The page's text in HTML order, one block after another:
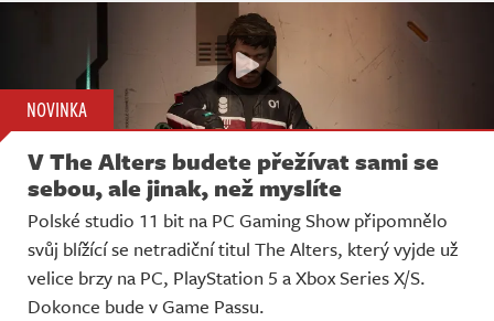
NOVINKA
V The Alters budete přežívat sami se
sebou, ale jinak, než myslíte
Polské studio 11 bit na PC Gaming Show připomnělo
svůj blížící se netradiční titul The Alters, který vyjde už
velice brzy na PC, PlayStation 5 a Xbox Series X/S.
Dokonce bude v Game Passu.